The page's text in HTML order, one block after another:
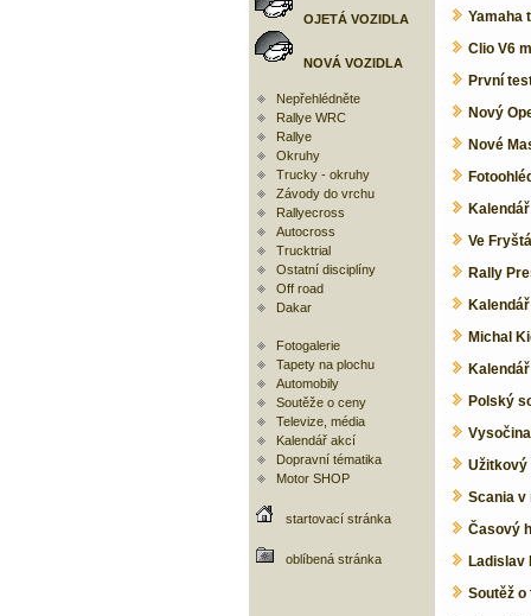
OJETÁ VOZIDLA
NOVÁ VOZIDLA
Nepřehlédněte
Rallye WRC
Rallye
Okruhy
Trucky - okruhy
Závody do vrchu
Rallyecross
Autocross
Trucktrial
Ostatní disciplíny
Off road
Dakar
Fotogalerie
Tapety na plochu
Automobily
Soutěže o ceny
Televize, média
Kalendář akcí
Dopravní tématika
Motor SHOP
startovací stránka
oblíbená stránka
Yamaha
Clio V6
První
Nový
Nové
Ve
Rally
Michal
Polský
Užitkový
Scania v
Časový
Ladislav
Soutěž